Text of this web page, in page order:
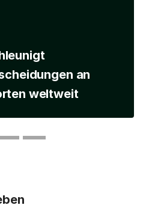
an
weltweit